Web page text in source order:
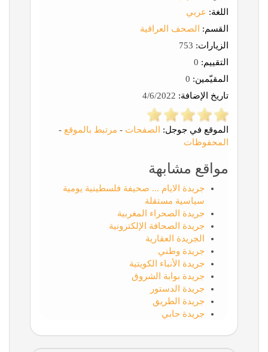
اللغة: عربي
القسم:
الصحف العراقية
الزيارات:
التقييم:
المقيّمين:
تاريخ الإضافة:
الموقع في جوجل: الصفحات - مرتبط بالموقع -
المحفوظات
مواقع مشابهة
جريدة الايام ... صحيفة فلسطينية يومية
سياسية مستقلة
جريدة الصحراء المغربية
جريدة الصحافة الإلكترونية
الجريدة العقارية
جريدة وطني
جريدة الأنباء الكويتية
جريدة بوابة الشروق
جريدة الدستور
جريدة الطريق
جريدة حابي